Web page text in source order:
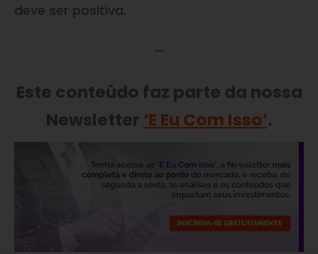
deve ser positiva.
—
Este conteúdo faz parte da nossa
Newsletter ‘E Eu Com Isso’.